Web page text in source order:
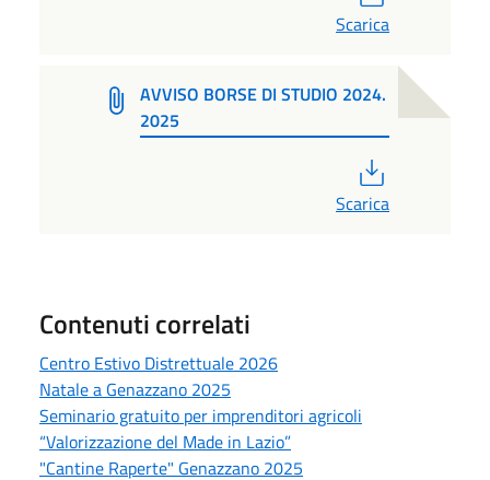
Scarica
AVVISO BORSE DI STUDIO 2024.
2025
Scarica
Contenuti correlati
Centro Estivo Distrettuale 2026
Natale a Genazzano 2025
Seminario gratuito per imprenditori agricoli
“Valorizzazione del Made in Lazio”
"Cantine Raperte" Genazzano 2025